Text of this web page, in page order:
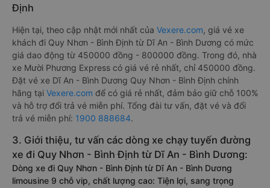
Định
Hiện tại, theo cập nhật mới nhất của Vexere.com, giá vé xe
khách đi Quy Nhơn - Bình Định từ Dĩ An - Bình Dương có mức
giá dao động từ 450000 đồng - 800000 đồng. Trong đó, nhà
xe Mười Phương Express có giá vé rẻ nhất, chỉ 450000 đồng.
Đặt vé xe Dĩ An - Bình Dương Quy Nhơn - Bình Định chính
hãng tại Vexere.com để có giá rẻ nhất, đảm bảo giữ chỗ 100%
và hỗ trợ đổi trả vé miễn phí. Tổng đài tư vấn, đặt vé và đổi
trả vé miễn phí: 1900 888684.
3. Giới thiệu, tư vấn các dòng xe chạy tuyến đường
xe đi Quy Nhơn - Bình Định từ Dĩ An - Bình Dương:
Dòng xe đi Quy Nhơn - Bình Định từ Dĩ An - Bình Dương
limousine 9 chỗ vip, chất lượng cao: Tiện lợi, sang trọng